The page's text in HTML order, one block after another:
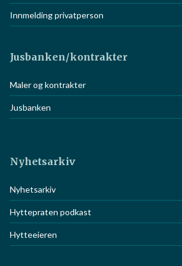
Innmelding privatperson
Jusbanken/kontrakter
Maler og kontrakter
Jusbanken
Nyhetsarkiv
Nyhetsarkiv
Hyttepraten podkast
Hytteeieren